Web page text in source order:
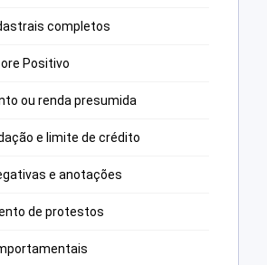
completos
Positivo
ou renda presumida
e limite de crédito
e anotações
de protestos